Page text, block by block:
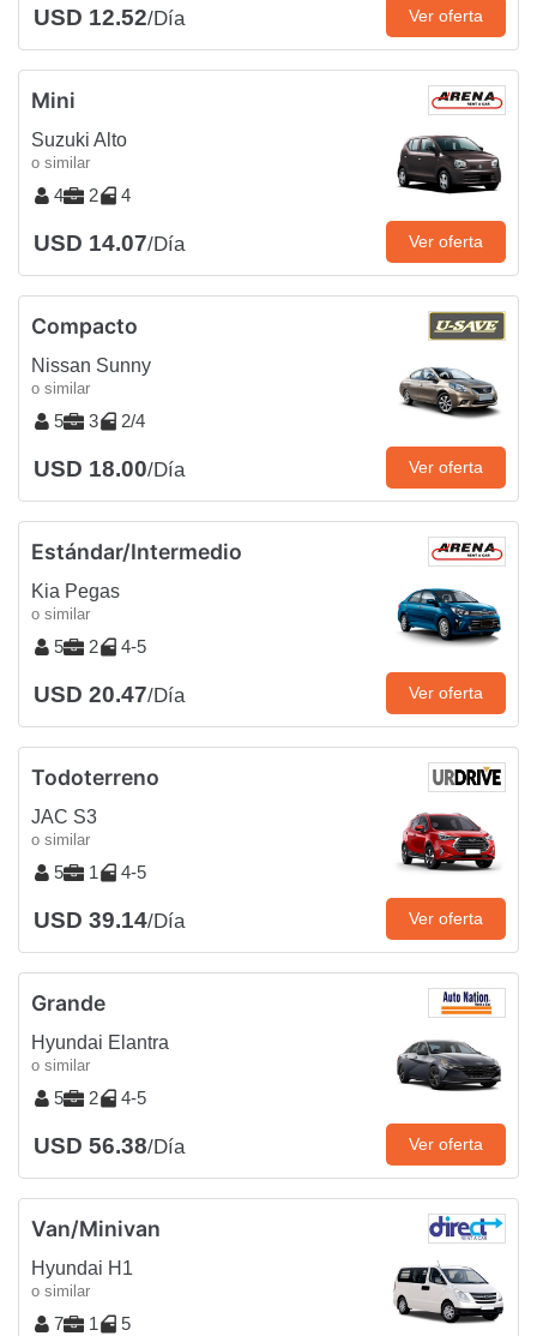
USD 12.52/Día Ver oferta
Mini
Suzuki Alto
o similar
4 2 4
USD 14.07/Día Ver oferta
Compacto
Nissan Sunny
o similar
5 3 2/4
USD 18.00/Día Ver oferta
Estándar/Intermedio
Kia Pegas
o similar
5 2 4-5
USD 20.47/Día Ver oferta
Todoterreno
JAC S3
o similar
5 1 4-5
USD 39.14/Día Ver oferta
Grande
Hyundai Elantra
o similar
5 2 4-5
USD 56.38/Día Ver oferta
Van/Minivan
Hyundai H1
o similar
7 1 5